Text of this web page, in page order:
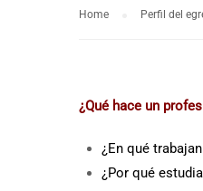
Home Perfil del
¿Qué hace un
¿En qué
¿Por qué